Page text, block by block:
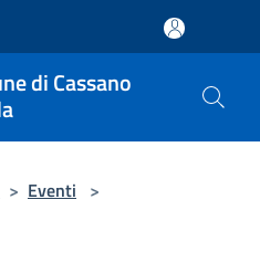
di Cassano
> Eventi >